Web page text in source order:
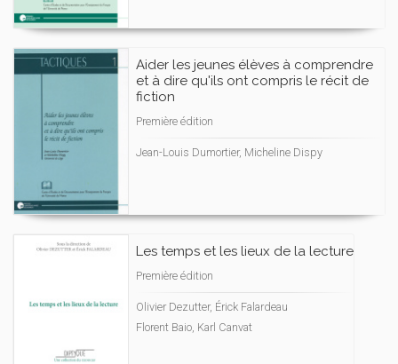
Aider les jeunes élèves à comprendre
et à dire qu'ils ont compris le récit de
fiction
Première édition
Jean-Louis Dumortier, Micheline Dispy
Les temps et les lieux de la lecture
Première édition
Olivier Dezutter, Érick Falardeau
Florent Baio, Karl Canvat